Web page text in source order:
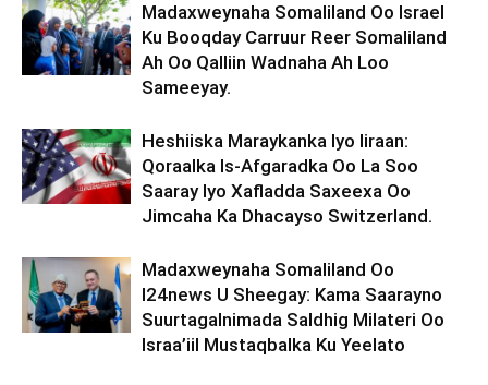
Madaxweynaha Somaliland Oo Israel
Ku Booqday Carruur Reer Somaliland
Ah Oo Qalliin Wadnaha Ah Loo
Sameeyay.
Heshiiska Maraykanka Iyo Iiraan:
Qoraalka Is-Afgaradka Oo La Soo
Saaray Iyo Xafladda Saxeexa Oo
Jimcaha Ka Dhacayso Switzerland.
Madaxweynaha Somaliland Oo
I24news U Sheegay: Kama Saarayno
Suurtagalnimada Saldhig Milateri Oo
Israa’iil Mustaqbalka Ku Yeelato